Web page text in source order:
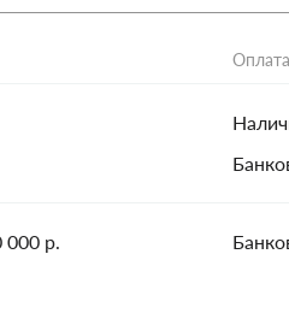
Оплата
000 р.